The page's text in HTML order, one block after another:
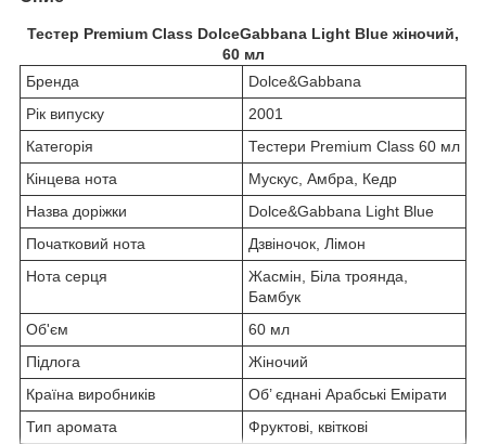
Тестер Premium Class DolceGabbana Light Blue жіночий,
60 мл
Бренда
Dolce&Gabbana
Рік випуску
2001
Категорія
Тестери Premium Class 60 мл
Кінцева нота
Мускус, Амбра, Кедр
Назва доріжки
Dolce&Gabbana Light Blue
Початковий нота
Дзвіночок, Лімон
Нота серця
Жасмін, Біла троянда,
Бамбук
Об'єм
60 мл
Підлога
Жіночий
Країна виробників
Об’ єднані Арабські Емірати
Тип аромата
Фруктові, квіткові